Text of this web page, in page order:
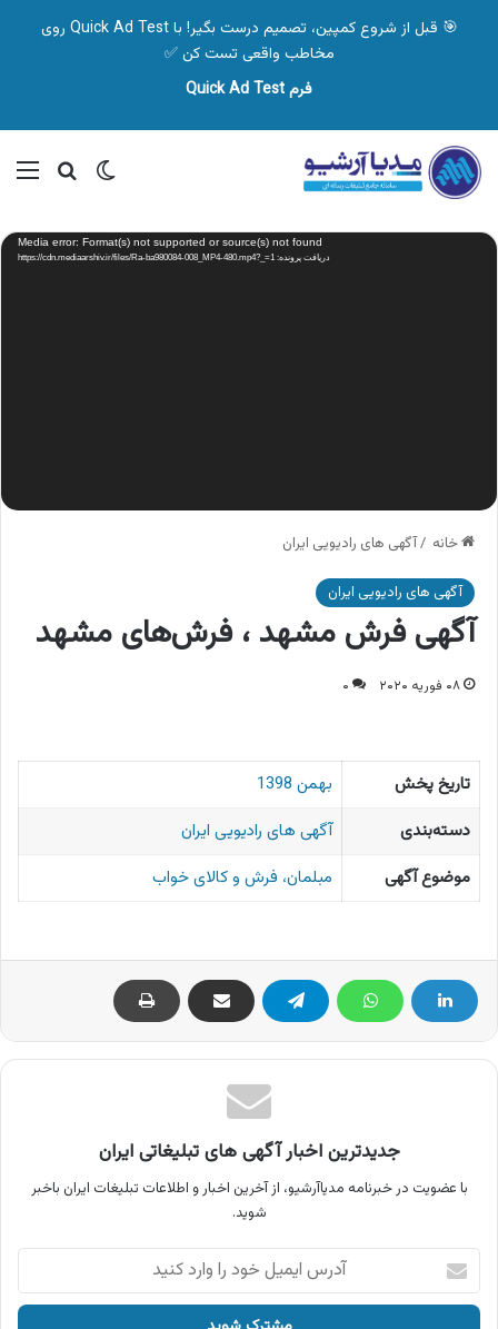
🎯 قبل از شروع کمپین، تصمیم درست بگیر! با Quick Ad Test روی
مخاطب واقعی تست کن ✅
فرم Quick Ad Test
تغییر پوسته
نمایشگر
ویدیو Media error: Format(s) not supported or source(s) not found
دریافت پرونده: https://cdn.mediaarshiv.ir/files/Ra-ba980084-008_MP4-480.mp4?_=1
خانه /آگهی های رادیویی ایران
آگهی های رادیویی ایران
آگهی فرش مشهد ، فرش‌های مشهد
۰۸ فوریه ۲۰۲۰ ۰
تاریخ پخش
بهمن 1398
دسته‌بندی
آگهی های رادیویی ایران
موضوع آگهی
مبلمان، فرش و کالای خواب
جدیدترین اخبار آگهی های تبلیغاتی ایران
با عضویت در خبرنامه مدیاآرشیو، از آخرین اخبار و اطلاعات تبلیغات ایران باخبر
شوید.
آدرس
ایمیل
خود